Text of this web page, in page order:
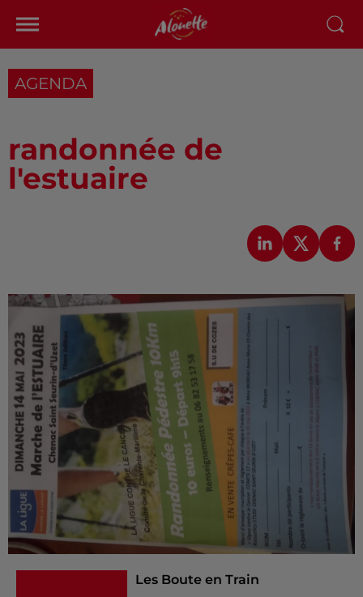
AGENDA
randonnée de
l'estuaire
Les Boute en Train